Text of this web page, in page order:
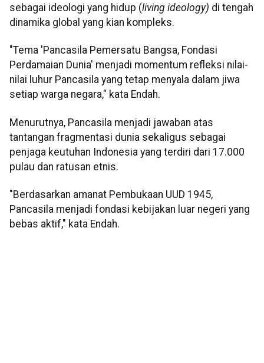
sebagai ideologi yang hidup (living ideology) di tengah
dinamika global yang kian kompleks.
"Tema 'Pancasila Pemersatu Bangsa, Fondasi
Perdamaian Dunia' menjadi momentum refleksi nilai-
nilai luhur Pancasila yang tetap menyala dalam jiwa
setiap warga negara," kata Endah.
Menurutnya, Pancasila menjadi jawaban atas
tantangan fragmentasi dunia sekaligus sebagai
penjaga keutuhan Indonesia yang terdiri dari 17.000
pulau dan ratusan etnis.
"Berdasarkan amanat Pembukaan UUD 1945,
Pancasila menjadi fondasi kebijakan luar negeri yang
bebas aktif," kata Endah.